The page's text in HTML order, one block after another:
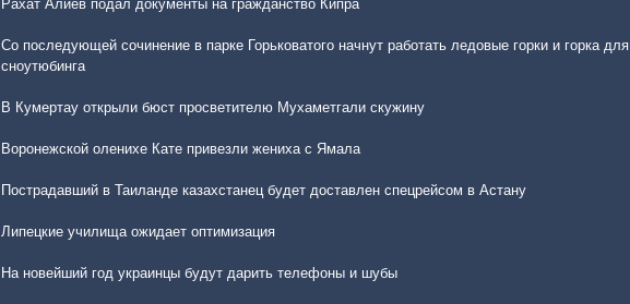
Рахат Алиев подал документы на гражданство Кипра
Со последующей сочинение в парке Горьковатого начнут работать ледовые горки и горка для
сноутюбинга
В Кумертау открыли бюст просветителю Мухаметгали скужину
Воронежской оленихе Кате привезли жениха с Ямала
Пострадавший в Таиланде казахстанец будет доставлен спецрейсом в Астану
Липецкие училища ожидает оптимизация
На новейший год украинцы будут дарить телефоны и шубы